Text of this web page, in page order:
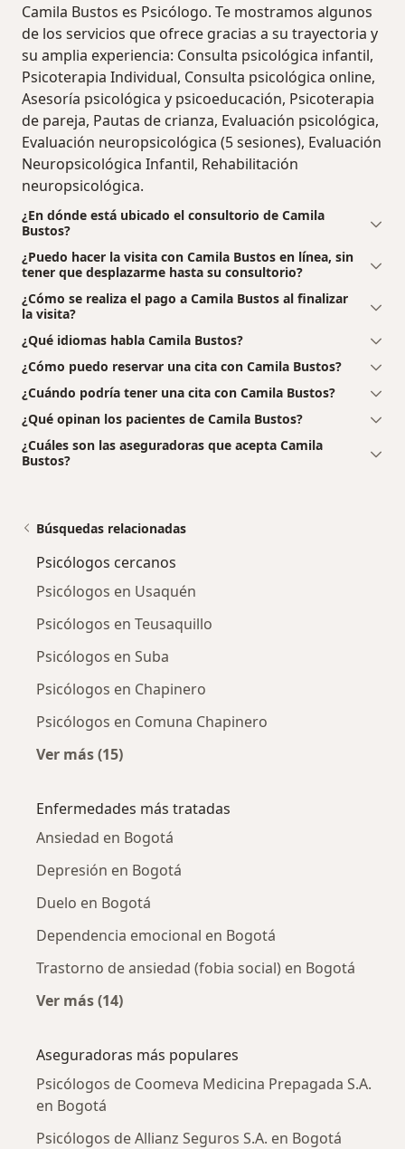
Camila Bustos es Psicólogo. Te mostramos algunos
de los servicios que ofrece gracias a su trayectoria y
su amplia experiencia: Consulta psicológica infantil,
Psicoterapia Individual, Consulta psicológica online,
Asesoría psicológica y psicoeducación, Psicoterapia
de pareja, Pautas de crianza, Evaluación psicológica,
Evaluación neuropsicológica (5 sesiones), Evaluación
Neuropsicológica Infantil, Rehabilitación
neuropsicológica.
¿En dónde está ubicado el consultorio de Camila
Bustos?
¿Puedo hacer la visita con Camila Bustos en línea, sin
tener que desplazarme hasta su consultorio?
¿Cómo se realiza el pago a Camila Bustos al finalizar
la visita?
¿Qué idiomas habla Camila Bustos?
¿Cómo puedo reservar una cita con Camila Bustos?
¿Cuándo podría tener una cita con Camila Bustos?
¿Qué opinan los pacientes de Camila Bustos?
¿Cuáles son las aseguradoras que acepta Camila
Bustos?
Búsquedas relacionadas
Psicólogos cercanos
Psicólogos en Usaquén
Psicólogos en Teusaquillo
Psicólogos en Suba
Psicólogos en Chapinero
Psicólogos en Comuna Chapinero
Ver más (15)
Enfermedades más tratadas
Ansiedad en Bogotá
Depresión en Bogotá
Duelo en Bogotá
Dependencia emocional en Bogotá
Trastorno de ansiedad (fobia social) en Bogotá
Ver más (14)
Aseguradoras más populares
Psicólogos de Coomeva Medicina Prepagada S.A.
en Bogotá
Psicólogos de Allianz Seguros S.A. en Bogotá